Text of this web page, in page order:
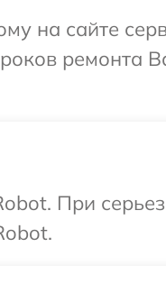
на сайте
ремонта
При